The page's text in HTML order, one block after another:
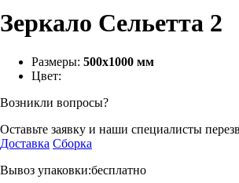
Зеркало Сельетта 2
Размеры: 500х1000 мм
Цвет:
Возникли вопросы?
Оставьте заявку и наши специалисты
Доставка Сборка
Вывоз упаковки:бесплатно